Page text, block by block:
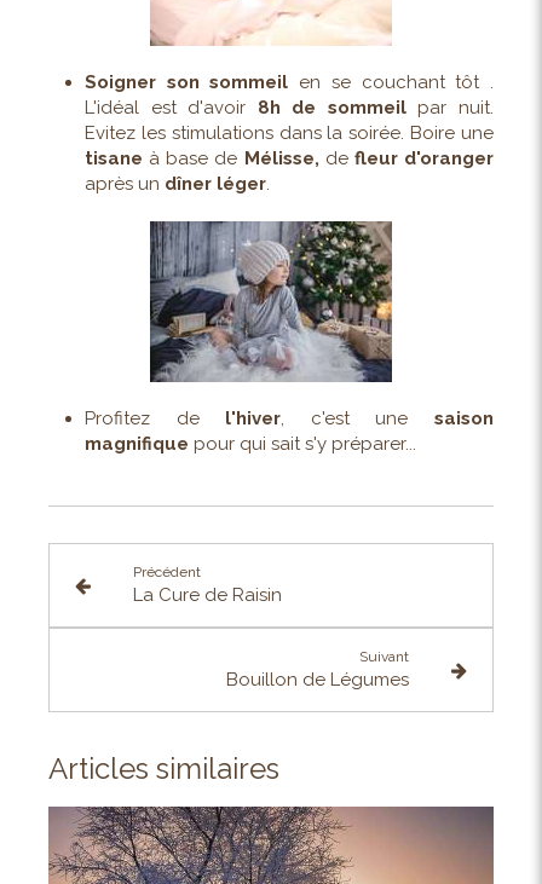
Soigner son sommeil en se couchant tôt .
L'idéal est d'avoir 8h de sommeilpar nuit.
Evitez les stimulations dans la soirée. Boire une
tisane à base de Mélisse, de fleur d'oranger
après un dîner léger.
Profitez de l'hiver, c'est unesaison
magnifique pour qui sait s'y préparer...
Précédent
La Cure de Raisin
Suivant
Bouillon de Légumes
Articles similaires